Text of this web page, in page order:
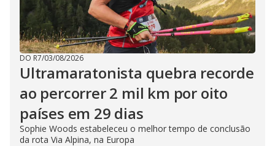
DO R7/03/08/2026
Ultramaratonista quebra recorde
ao percorrer 2 mil km por oito
países em 29 dias
Sophie Woods estabeleceu o melhor tempo de conclusão
da rota Via Alpina, na Europa